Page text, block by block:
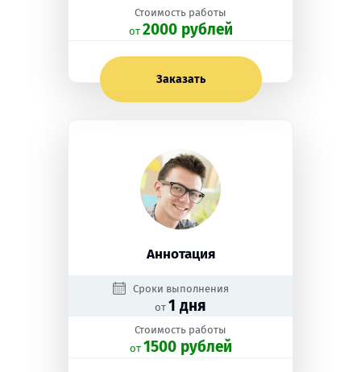
Стоимость работы
oт 2000 рублей
Заказать
Аннотация
Сроки выполнения
от 1 дня
Стоимость работы
oт 1500 рублей